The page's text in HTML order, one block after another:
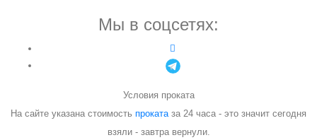
Мы в соцсетях:
Условия проката
На сайте указана стоимость прокатаза 24 часа - это значит сегодня
взяли - завтра вернули.